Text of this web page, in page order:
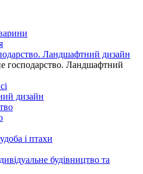
Ландшафтний дизайн
господарство. Ландшафтний
дизайн
і птахи
будівництво та